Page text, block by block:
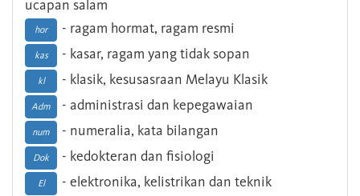
ucapan salam
hor - ragam hormat, ragam resmi
kas - kasar, ragam yang tidak sopan
kl - klasik, kesusasraan Melayu Klasik
Adm - administrasi dan kepegawaian
num - numeralia, kata bilangan
Dok - kedokteran dan fisiologi
El
- elektronika, kelistrikan dan teknik